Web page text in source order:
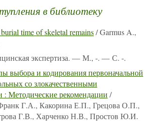
в библиотеку
time of skeletal remains/ Garmus A.,
экспертиза. — М., -. — С. -.
выбора и кодирования первоначальной
со злокачественными
: Методические рекомендации /
Г.А., Какорина Е.П., Грецова О.П.,
Г.В., Харченко Н.В., Простов Ю.И.